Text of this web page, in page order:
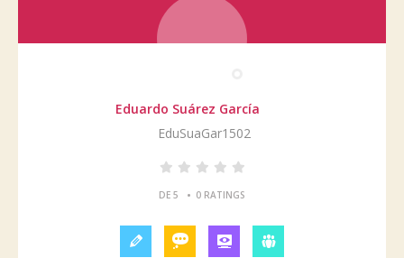
Eduardo Suárez García
EduSuaGar1502
DE 5 • 0 RATINGS